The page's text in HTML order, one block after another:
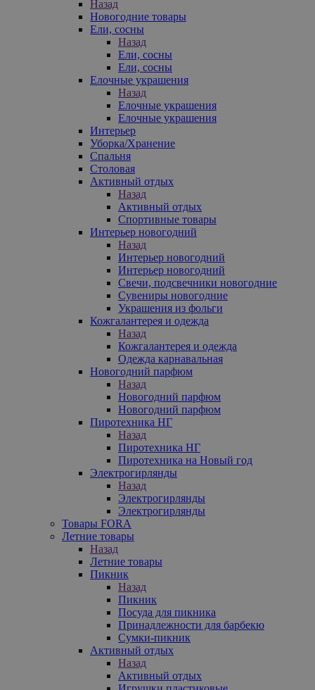
Назад
Новогодние товары
Ели, сосны
Назад
Ели, сосны
Ели, сосны
Елочные украшения
Назад
Елочные украшения
Елочные украшения
Интерьер
Уборка/Хранение
Спальня
Столовая
Активный отдых
Назад
Активный отдых
Спортивные товары
Интерьер новогодний
Назад
Интерьер новогодний
Интерьер новогодний
Свечи, подсвечники новогодние
Сувениры новогодние
Украшения из фольги
Кожгалантерея и одежда
Назад
Кожгалантерея и одежда
Одежда карнавальная
Новогодний парфюм
Назад
Новогодний парфюм
Новогодний парфюм
Пиротехника НГ
Назад
Пиротехника НГ
Пиротехника на Новый год
Электрогирлянды
Назад
Электрогирлянды
Электрогирлянды
Товары FORA
Летние товары
Назад
Летние товары
Пикник
Назад
Пикник
Посуда для пикника
Принадлежности для барбекю
Сумки-пикник
Активный отдых
Назад
Активный отдых